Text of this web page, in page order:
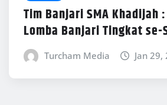
Tim Banjari SMA Khadijah
Lomba Banjari Tingkat
Turcham Media Jan 29,